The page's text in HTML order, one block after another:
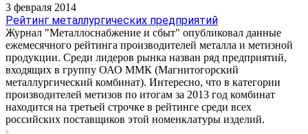
3 февраля 2014
Рейтинг металлургических предприятий
Журнал "Металлоснабжение и сбыт" опубликовал данные
ежемесячного рейтинга производителей металла и метизной
продукции. Среди лидеров рынка назван ряд предприятий,
входящих в группу ОАО ММК (Магнитогорский
металлургический комбинат). Интересно, что в категории
производителей метизов по итогам за 2013 год комбинат
находится на третьей строчке в рейтинге среди всех
российских поставщиков этой номенклатуры изделий.